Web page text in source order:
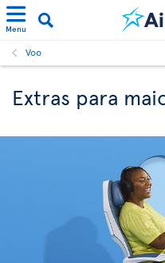
Menu
Voo
Extras para